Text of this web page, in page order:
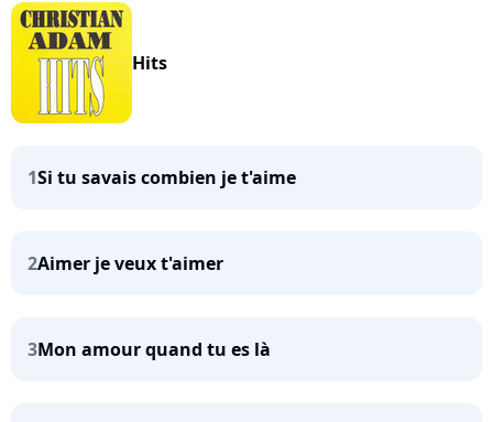
Hits
1Si tu savais combien je t'aime
2Aimer je veux t'aimer
3Mon amour quand tu es là